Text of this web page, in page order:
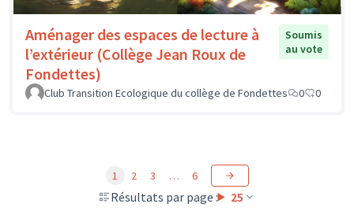
Aménager des espaces de lecture à
l’extérieur (Collège Jean Roux de
Fondettes)
Soumis
au vote
Club Transition Ecologique du collège de Fondettes 0 0
Résultats par page : 25
1 2 3 … 6